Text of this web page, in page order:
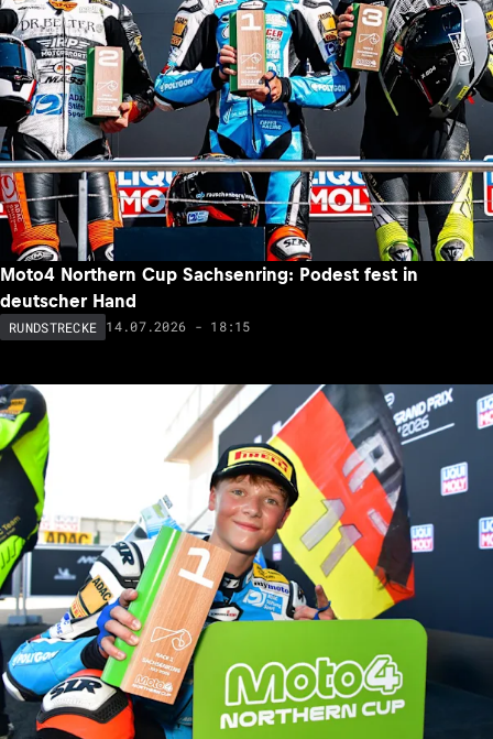
Moto4 Northern Cup Sachsenring: Podest fest in
deutscher Hand
RUNDSTRECKE 14.07.2026 - 18:15